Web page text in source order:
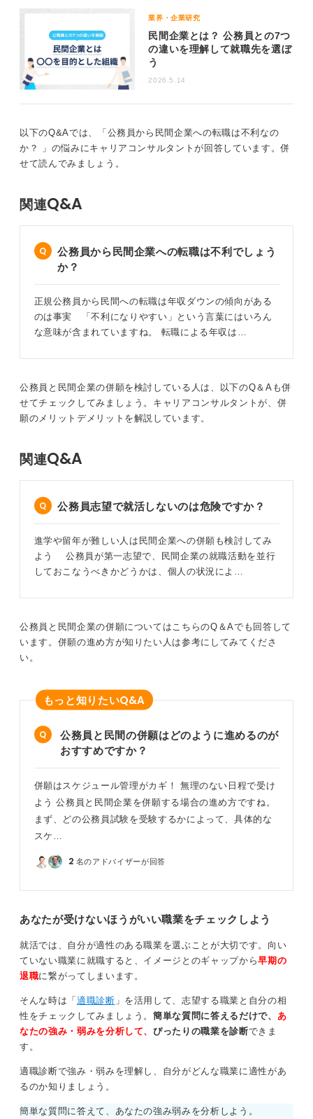
手段にすぎず、大切なのは目的だということです。
どのようなビジョンをもってこれから社会に貢献するの
かがポイントとなるため、無理に公務員に寄せたり民間
に寄せる必要もありません。
最終的に公務員も民間も内定を獲得し、余裕をもって進
路を選択できる状態を目指しましょう。後悔なく進路決
いきましょう。
0
業界・企業研究
民間企業とは？ 公務員との7つ
の違いを理解して就職先を選ぼ
う
2026.5.14
以下のQ&Aでは、「公務員から民間企業への転職は不利なの
か？ 」の悩みにキャリアコンサルタントが回答しています。併
せて読んでみましょう。
関連Q&A
公務員から民間企業への転職は不利でしょう
か？
正規公務員から民間への転職は年収ダウンの傾向がある
のは事実 「不利になりやすい」という言葉にはいろん
な意味が含まれていますね。 転職による年収は…
公務員と民間企業の併願を検討している人は、以下のQ＆Aも併
せてチェックしてみましょう。キャリアコンサルタントが、併
願のメリットデメリットを解説しています。
関連Q&A
公務員志望で就活しないのは危険ですか？
進学や留年が難しい人は民間企業への併願も検討してみ
よう 公務員が第一志望で、民間企業の就職活動を並行
しておこなうべきかどうかは、個人の状況によ…
公務員と民間企業の併願についてはこちらのQ＆Aでも回答して
います。併願の進め方が知りたい人は参考にしてみてくださ
い。
もっと知りたいQ&A
公務員と民間の併願はどのように進めるのが
おすすめですか？
併願はスケジュール管理がカギ！ 無理のない日程で受け
よう 公務員と民間企業を併願する場合の進め方ですね。
まず、どの公務員試験を受験するかによって、具体的な
スケ…
2 名のアドバイザーが回答
あなたが受けないほうがいい職業をチェックしよう
就活では、自分が適性のある職業を選ぶことが大切です。向い
ていない職業に就職すると、イメージとのギャップから早期の
退職に繋がってしまいます。
そんな時は「 適職診断 」を活用して、志望する職業と自分の相
性をチェックしてみましょう。簡単な質問に答えるだけで、 あ
なたの強み・弱みを分析して、ぴったりの職業を診断できま
す。
適職診断で強み・弱みを理解し、自分がどんな職業に適性があ
るのか知りましょう。
簡単な質問に答えて、あなたの強み弱みを分析しよう。